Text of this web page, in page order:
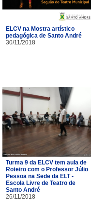
ELCV na Mostra artístico
pedagógica de Santo André
30/11/2018
Turma 9 da ELCV tem aula de
Roteiro com o Professor Júlio
Pessoa na Sede da ELT -
Escola Livre de Teatro de
Santo André
26/11/2018